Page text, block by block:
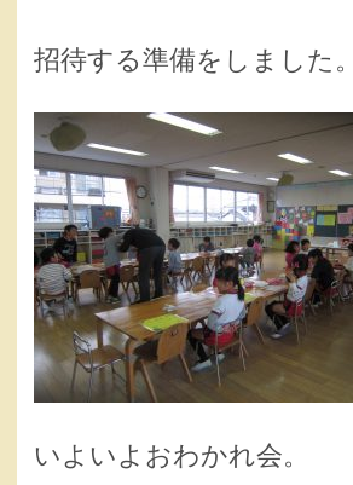
招待する準備をしました。
いよいよおわかれ会。